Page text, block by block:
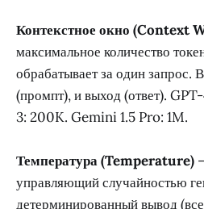
Контекстное окно (Context
максимальное количество
обрабатывает за один запрос.
(промпт), и выход (ответ).
3: 200K. Gemini 1.5 Pro: 1M.
Температура (Temperature)
управляющий случайностью
детерминированный вывод